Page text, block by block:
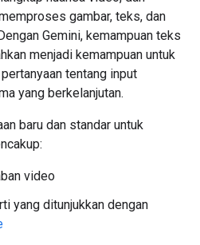
gambar, teks, dan
Gemini, kemampuan teks
menjadi kemampuan untuk
tentang input
yang berkelanjutan.
baru dan standar untuk
video
yang ditunjukkan dengan